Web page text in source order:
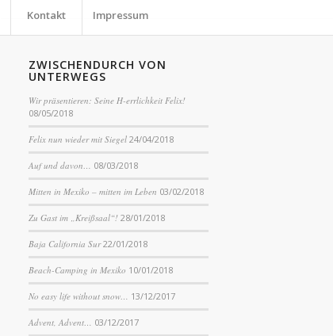
Kontakt Impressum
ZWISCHENDURCH VON
UNTERWEGS
Wir präsentieren: Seine H-errlichkeit Felix!
08/05/2018
Felix nun wieder mit Siegel 24/04/2018
Auf und davon… 08/03/2018
Mitten in Mexiko – mitten im Leben 03/02/2018
Zu Gast im „Kreißsaal“! 28/01/2018
Baja California Sur 22/01/2018
Beach-Camping in Mexiko 10/01/2018
No easy life without snow… 13/12/2017
Advent, Advent… 03/12/2017